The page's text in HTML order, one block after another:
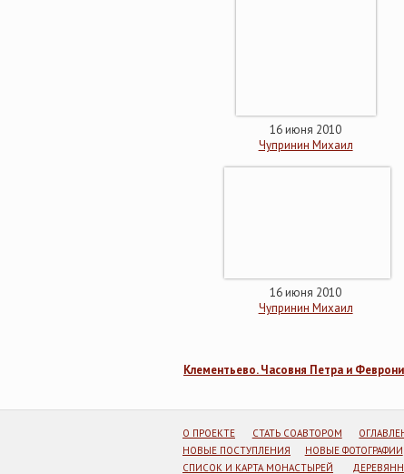
16 июня 2010
Чупринин Михаил
16 июня 2010
Чупринин Михаил
Клементьево. Часовня Петра и
О ПРОЕКТЕ СТАТЬ СОАВТОРОМ
НОВЫЕ ПОСТУПЛЕНИЯ
НОВЫЕ ФОТОГРАФИИ
СПИСОК И КАРТА МОНАСТЫРЕЙ